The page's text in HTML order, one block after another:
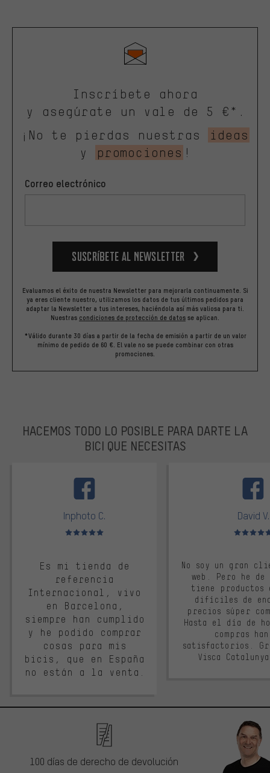
Inscríbete ahora
y asegúrate un vale de 5 €*.
¡No te pierdas nuestras
ideas
y
promociones !
Correo electrónico
Suscríbete al newsletter
Evaluamos el éxito de nuestra Newsletter para mejorarla continuamente. Si
ya eres cliente nuestro, utilizamos los datos de tus últimos pedidos para
adaptar la Newsletter a tus intereses, haciéndola así más valiosa para ti.
Nuestras condiciones de protección de datos se aplican.
*Válido durante 30 días a partir de la fecha de emisión a partir de un valor
mínimo de pedido de 60 €. El vale no se puede combinar con otras
promociones.
HACEMOS TODO LO POSIBLE PARA DARTE LA
BICI QUE NECESITAS
Inphoto C.
Valoración media: 5 de 5
Es mi tienda de
referencia
Internacional, vivo
en Barcelona,
siempre han cumplido
y he podido comprar
cosas para mis
bicis, que en España
no están a la venta.
David V.
Valoración
No soy un gran
web. Pero he
tiene productos
difíciles de
precios súper
Hasta el día de
compras
satisfactorios.
Visca
100 días de derecho de devolución